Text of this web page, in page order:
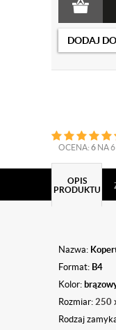
DODAJ
OCENA: 6 NA
OPIS
PRODUKTU
Nazwa:
Format: B4
Kolor:
Rozmiar: 250
Rodzaj